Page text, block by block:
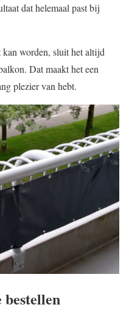
dat helemaal past bij
worden, sluit het altijd
Dat maakt het een
plezier van hebt.